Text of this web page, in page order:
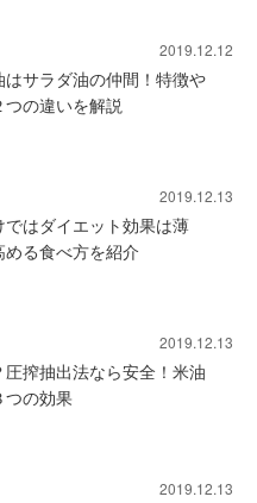
2019.12.12
はサラダ油の仲間！特徴や
の違いを解説
2019.12.13
ではダイエット効果は薄
める食べ方を紹介
2019.12.13
搾抽出法なら安全！米油
つの効果
2019.12.13